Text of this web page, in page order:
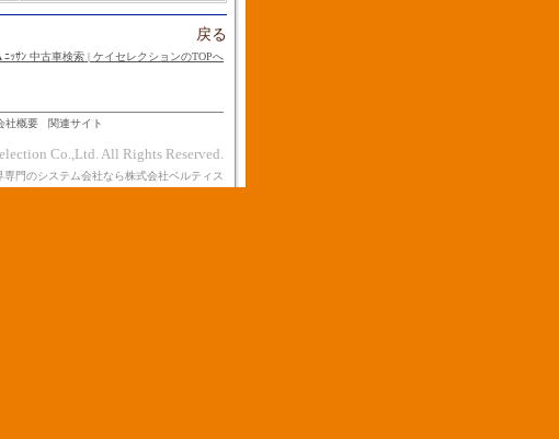
戻る
ﾆｯｻﾝ 中古車検索 | ケイセレクションのTOPへ
社概要 関連サイト
Co.,Ltd. All Rights Reserved.
専門のシステム会社なら株式会社ベルティス